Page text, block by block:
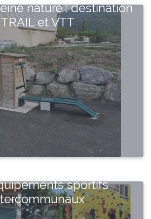
nature : destination
TRAIL et VTT
sportifs